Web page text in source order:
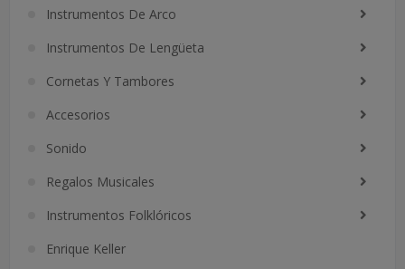
Instrumentos De Arco
Instrumentos De Lengüeta
Cornetas Y Tambores
Accesorios
Sonido
Regalos Musicales
Instrumentos Folklóricos
Enrique Keller